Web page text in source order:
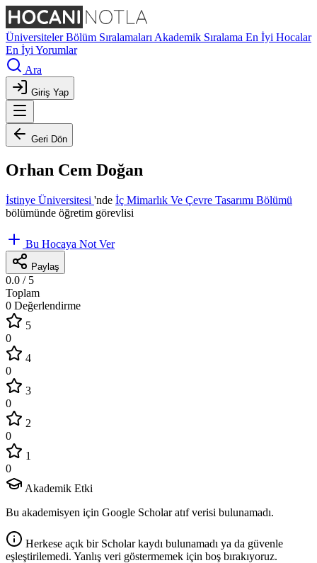
ÜniversitelerBölüm Sıralamaları Akademik Sıralama En İyi Hocalar
En İyi Yorumlar
Ara
Giriş Yap
Geri Dön
Orhan Cem Doğan
İstinye Üniversitesi 'nde İç Mimarlık Ve Çevre Tasarımı Bölümü
bölümünde öğretim görevlisi
Bu Hocaya Not Ver
Paylaş
0.0 / 5
Toplam
0 Değerlendirme
5
0
4
0
3
0
2
0
1
0
Akademik Etki
Bu akademisyen için Google Scholar atıf verisi bulunamadı.
Herkese açık bir Scholar kaydı bulunamadı ya da güvenle
eşleştirilemedi. Yanlış veri göstermemek için boş bırakıyoruz.